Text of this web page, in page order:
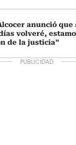
anunció que
volveré,
de la justicia”